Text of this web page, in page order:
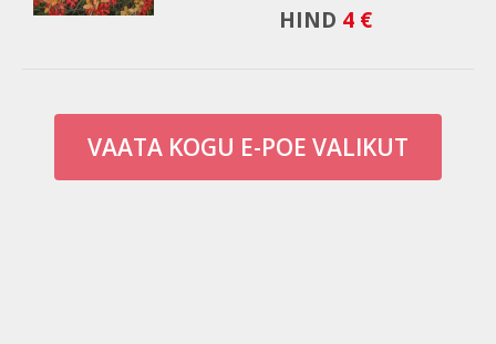
HIND 4 €
VAATA KOGU E-POE VALIKUT